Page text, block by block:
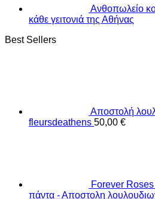
Ανθοπωλείο
κάθε γειτονιά της Αθήνας
Best Sellers
Αποστολή
fleursdeathens 50,00 €
Forever Roses
πάντα - Αποστολη